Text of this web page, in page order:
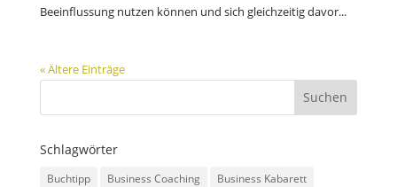
Beeinflussung nutzen können und sich gleichzeitig davor...
« Ältere Einträge
Schlagwörter
Buchtipp Business Coaching
Business Kabarett